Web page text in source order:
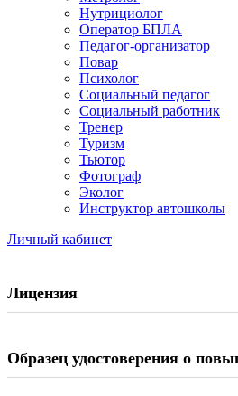
Нутрициолог
Оператор БПЛА
Педагог-организатор
Повар
Психолог
Социальный педагог
Социальный работник
Тренер
Туризм
Тьютор
Фотограф
Эколог
Инструктор автошколы
Личный кабинет
Лицензия
Образец удостоверения о